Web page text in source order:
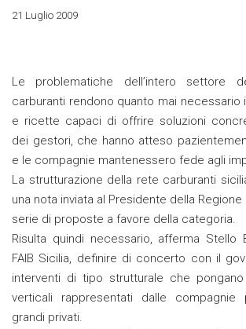
21 Luglio 2009
Le problematiche dell’intero settore
carburanti rendono quanto mai necessario
e ricette capaci di offrire soluzioni
dei gestori, che hanno atteso
e le compagnie mantenessero fede agli
La strutturazione della rete carburanti
una nota inviata al Presidente della Regione
serie di proposte a favore della categoria.
Risulta quindi necessario, afferma Stello
FAIB Sicilia, definire di concerto con il
interventi di tipo strutturale che
verticali rappresentati dalle
grandi privati.